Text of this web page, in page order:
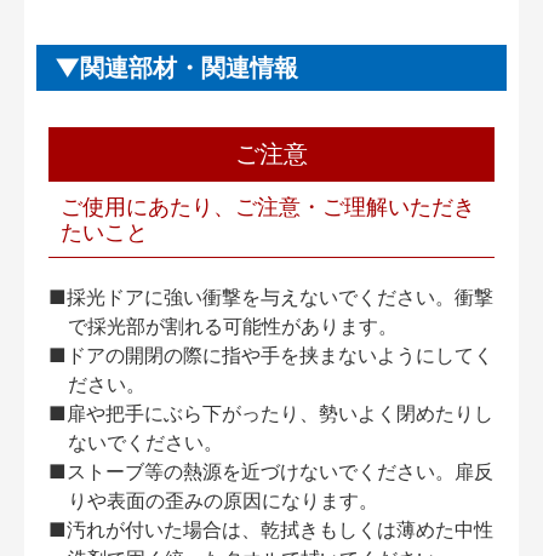
関連部材・関連情報
ご注意
ご使用にあたり、ご注意・ご理解いただき
たいこと
■採光ドアに強い衝撃を与えないでください。衝撃
で採光部が割れる可能性があります。
■ドアの開閉の際に指や手を挟まないようにしてく
ださい。
■扉や把手にぶら下がったり、勢いよく閉めたりし
ないでください。
■ストーブ等の熱源を近づけないでください。扉反
りや表面の歪みの原因になります。
■汚れが付いた場合は、乾拭きもしくは薄めた中性